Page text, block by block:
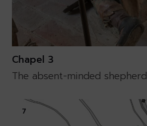
Chapel 3
The absent-minded shepherd
7